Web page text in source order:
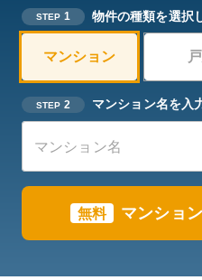
STEP 1 物件の種類を選択
マンション
STEP 2 マンション名を入
無料 マンショ